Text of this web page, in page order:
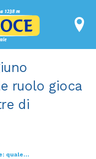
ruolo gioca
di
quale...